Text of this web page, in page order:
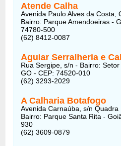
Atende Calha
Avenida Paulo Alves da Costa,
Bairro: Parque Amendoeiras -
74780-500
(62) 8412-0087
Aguiar Serralheria e
Rua Sergipe, s/n - Bairro:
GO - CEP: 74520-010
(62) 3293-2029
A Calharia Botafogo
Avenida Carnaúba, s/n Quadra
Bairro: Parque Santa Rita -
930
(62) 3609-0879